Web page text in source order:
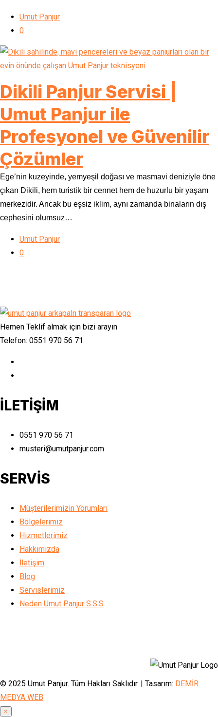
Umut Panjur
0
Dikili Panjur Servisi |
Umut Panjur ile
Profesyonel ve Güvenilir
Çözümler
Ege’nin kuzeyinde, yemyeşil doğası ve masmavi deniziyle öne
çıkan Dikili, hem turistik bir cennet hem de huzurlu bir yaşam
merkezidir. Ancak bu eşsiz iklim, aynı zamanda binaların dış
cephesini olumsuz…
Umut Panjur
0
Hemen Teklif almak için bizi arayın
Telefon: 0551 970 56 71
İLETİŞİM
0551 970 56 71
musteri@umutpanjur.com
SERVİS
Müşterilerimizin Yorumları
Bölgelerimiz
Hizmetlerimiz
Hakkımızda
İletişim
Blog
Servislerimiz
Neden Umut Panjur S.S.S
© 2025 Umut Panjur. Tüm Hakları Saklıdır. | Tasarım: DEMİR
MEDYA WEB
×